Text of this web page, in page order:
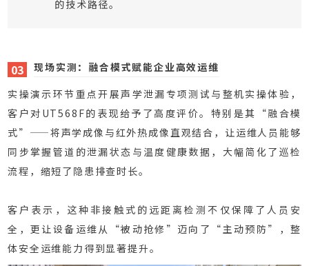
的技术路径。
03 现场实测： 融合模式赋能企业高效运维
实操演示环节重点开展声学泄漏专项测试与整机实操体验，
客户对UT568F的表现给予了高度评价。 特别是其“融合模
式”——将声学成像与红外热成像直观结合，让运维人员能够
同步掌握管道的泄漏状态与温度健康数据，大幅简化了巡检
流程，缩短了隐患排查时长。
客户表示，这种非接触式的远距离检测不仅保障了人员安
全，更让设备运维从“被动抢修”迈向了“主动预防”，整
体安全运维能力得到显著提升。